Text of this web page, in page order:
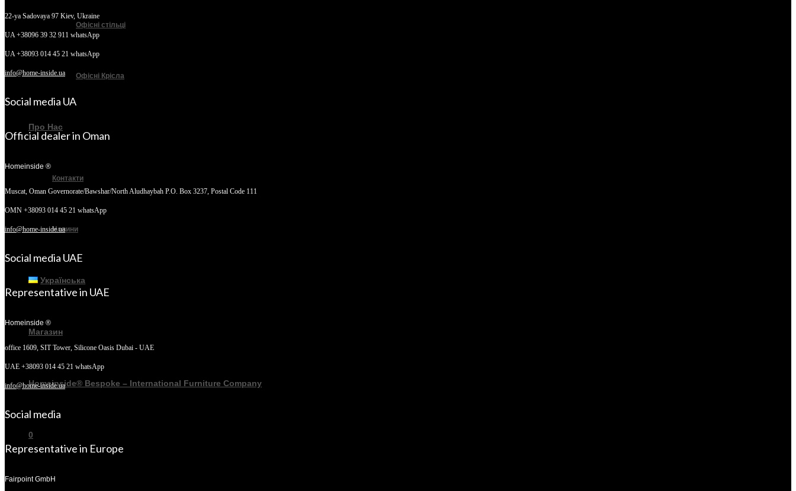
Офісні стільці
Офісні Крісла
Про Нас
Контакти
Новини
Українська
Магазин
Homeinside® Bespoke – International Furniture Company
0
22-ya Sadovaya 97 Kiev, Ukraine
UA +38096 39 32 911 whatsApp
UA +38093 014 45 21 whatsApp
info@home-inside.ua
Social media UA
Official dealer in Oman
Homeinside ®
Muscat, Oman Governorate/Bawshar/North Aludhaybah P.O. Box 3237, Postal Code 111
OMN +38093 014 45 21 whatsApp
info@home-inside.ua
Social media UAE
Representative in UAE
Homeinside ®
office 1609, SIT Tower, Silicone Oasis Dubai - UAE
UAE +38093 014 45 21 whatsApp
info@home-inside.ua
Social media
Representative in Europe
Fairpoint GmbH